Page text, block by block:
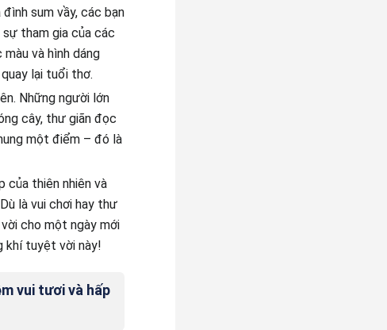
sum vầy, các bạn
tham gia của các
và hình dáng
lại tuổi thơ.
Những người lớn
cây, thư giãn đọc
một điểm – đó là
của thiên nhiên và
là vui chơi hay thư
cho một ngày mới
khí tuyệt vời này!
vui tươi và hấp